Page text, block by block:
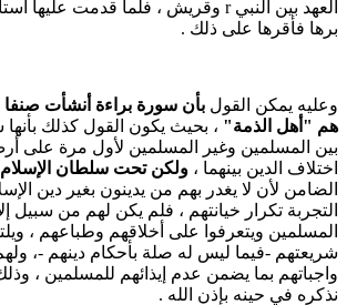
فأقرها على ذلك .
يمكن القولبأن سورة براءة أنشأت صنفا
"أهل الذمة"، بحيث يكون القول كذلك بأنها
المسلمين وغير المسلمين لأول مرة على
الدين بينهما ، ولكن تحت سلطان الإسلام،
لأن لا يغدر بهم من يدينون بغير دين
تكرار خيانتهم ، فلم يكن لهم من سبيل إلا
ويتعرفوا على أخلاقهم وطباعهم ،
-فيما ليس له صلة بأحكام دينهم -،
بما يضمن عدم إيذائهم للمسلمين ،
في حينه بإذن الله .